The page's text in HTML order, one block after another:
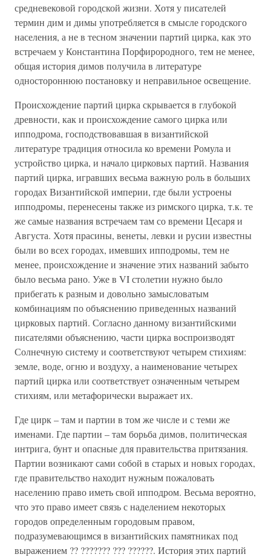
средневековой городской жизни. Хотя у писателей
термин дим и димы употребляется в смысле городского
населения, а не в тесном значении партий цирка, как это
встречаем у Константина Порфирородного, тем не менее,
общая история димов получила в литературе
одностороннюю постановку и неправильное освещение.
Происхождение партий цирка скрывается в глубокой
древности, как и происхождение самого цирка или
ипподрома, господствовавшая в византийской
литературе традиция относила ко времени Ромула и
устройство цирка, и начало цирковых партий. Названия
партий цирка, игравших весьма важную роль в больших
городах Византийской империи, где были устроены
ипподромы, перенесены также из римского цирка, т.к. те
же самые названия встречаем там со времени Цесаря и
Августа. Хотя прасины, венеты, левки и русии известны
были во всех городах, имевших ипподромы, тем не
менее, происхождение и значение этих названий забыто
было весьма рано. Уже в VI столетии нужно было
прибегать к разным и довольно замысловатым
комбинациям по объяснению приведенных названий
цирковых партий. Согласно данному византийскими
писателями объяснению, части цирка воспроизводят
Солнечную систему и соответствуют четырем стихиям:
земле, воде, огню и воздуху, а наименование четырех
партий цирка или соответствует означенным четырем
стихиям, или метафорически выражает их.
Где цирк – там и партии в том же числе и с теми же
именами. Где партии – там борьба димов, политическая
интрига, бунт и опасные для правительства притязания.
Партии возникают сами собой в старых и новых городах,
где правительство находит нужным пожаловать
населению право иметь свой ипподром. Весьма вероятно,
что это право имеет связь с наделением некоторых
городов определенным городовым правом,
подразумевающимся в византийских памятниках под
выражением ?? ??????? ??? ??????. История этих партий